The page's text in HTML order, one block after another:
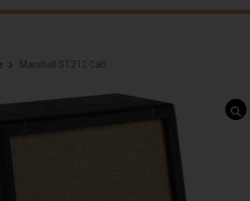
Marshall ST212 Cab